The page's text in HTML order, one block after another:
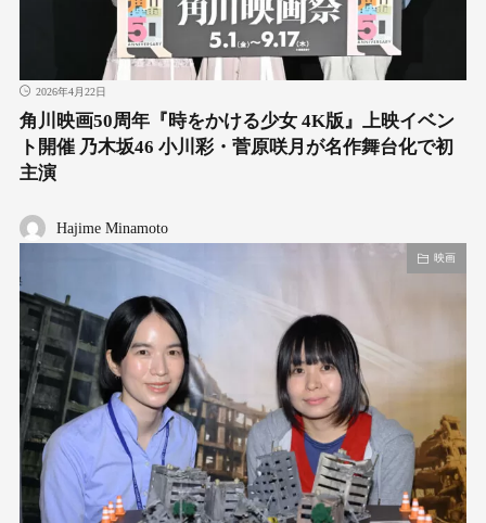
2026年4月22日
角川映画50周年『時をかける少女 4K版』上映イベン
ト開催 乃木坂46 小川彩・菅原咲月が名作舞台化で初
主演
Hajime Minamoto
映画